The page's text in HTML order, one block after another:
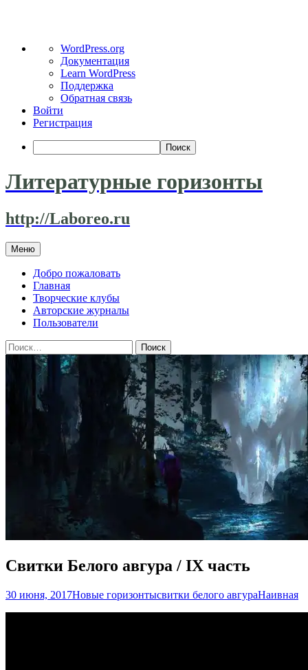
WordPress
WordPress.org
Документация
Learn WordPress
Поддержка
Обратная связь
Войти
Регистрация
Поиск
Литературные горизонты
http://Laboreo.ru
Меню Перейти
к
содержимому
Добро пожаловать
Главная
Творческие клубы
Авторские журналы
Пользователи
Найти:
Свитки Белого авгура / IX часть
30 июня, 2017Новые горизонтысвитки белого авгураНаивная